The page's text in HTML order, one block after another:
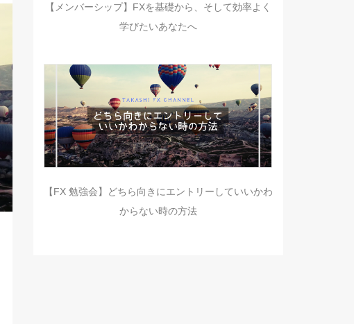
【メンバーシップ】FXを基礎から、そして効率よく
学びたいあなたへ
【FX 勉強会】どちら向きにエントリーしていいかわ
からない時の方法